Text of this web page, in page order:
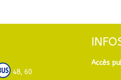
48, 60
Accès